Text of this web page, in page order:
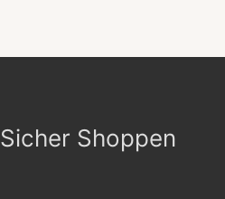
Sicher Shoppen